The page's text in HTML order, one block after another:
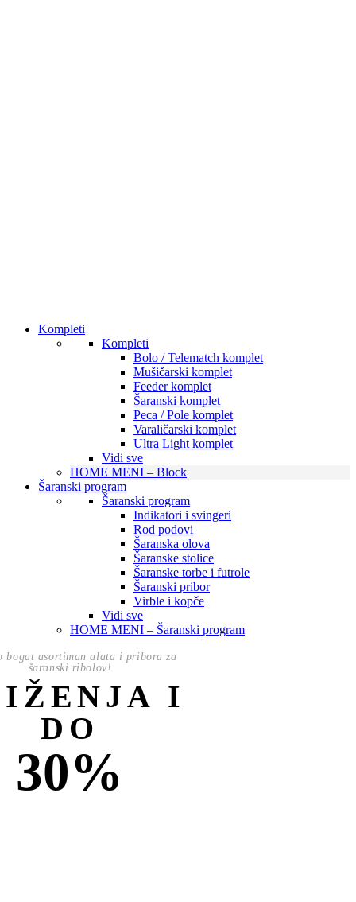
Kompleti
Kompleti
Bolo / Telematch komplet
Mušičarski komplet
Feeder komplet
Šaranski komplet
Peca / Pole komplet
Varaličarski komplet
Ultra Light komplet
Vidi sve
HOME MENI – Block
Šaranski program
Šaranski program
Indikatori i svingeri
Rod podovi
Šaranska olova
Šaranske stolice
Šaranske torbe i futrole
Šaranski pribor
Virble i kopče
Vidi sve
HOME MENI – Šaranski program
bogat asortiman alata i pribora za
šaranski ribolov!
I
DO
30%